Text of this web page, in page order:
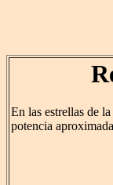
En las estrellas de la
potencia